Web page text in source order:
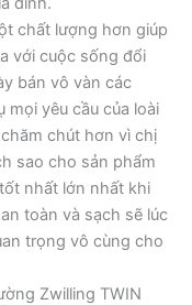
chất lượng hơn giúp
với cuộc sống đổi
bán vô vàn các
yêu cầu của loài
chút hơn vì chị
sao cho sản phẩm
nhất lớn nhất khi
toàn và sạch sẽ lúc
trọng vô cùng cho
Zwilling TWIN